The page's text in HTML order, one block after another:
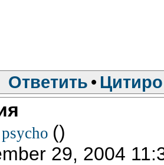
Ответить •
psycho ()
29, 2004